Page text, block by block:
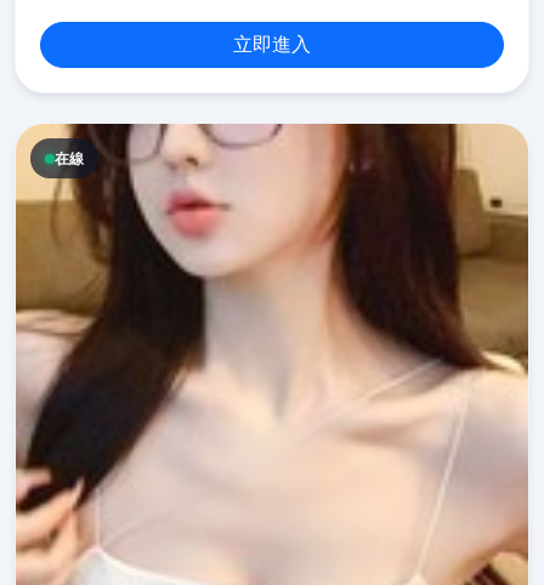
立即進入
在線